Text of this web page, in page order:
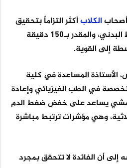
الكلابأكثر التزاماً بتحقيق
الحد الموصى به من النشاط البدني، والمقدر بـ150 دقيقة
إلى القوية.
الأستاذة المساعدة في كلية
في الطب الفيزيائي وإعادة
المشي يساعد على خفض ضغط الدم
وهي مؤشرات ترتبط مباشرة
أن الفائدة لا تتحقق بمجرد